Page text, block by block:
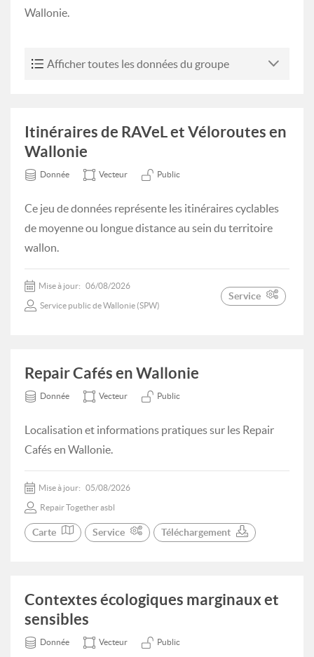
Wallonie.
Afficher toutes les données du groupe
Itinéraires de RAVeL et Véloroutes en
Wallonie
Donnée Vecteur Public
Ce jeu de données représente les itinéraires cyclables
de moyenne ou longue distance au sein du territoire
wallon.
Mise à jour: 06/08/2026
Service public de Wallonie (SPW)
Service
Repair Cafés en Wallonie
Donnée Vecteur Public
Localisation et informations pratiques sur les Repair
Cafés en Wallonie.
Mise à jour: 05/08/2026
Repair Together asbl
Carte Service Téléchargement
Contextes écologiques marginaux et
sensibles
Donnée Vecteur Public